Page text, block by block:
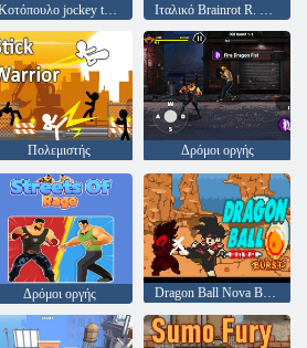
Κοτόπουλο jockey tung tung sahur αγώνα Ιταλικό Brainrot R. ΜΙ. P. Ο δρόμος της οργής
Πολεμιστής Δρόμοι οργής
Δρόμοι οργής Dragon Ball Nova Burst